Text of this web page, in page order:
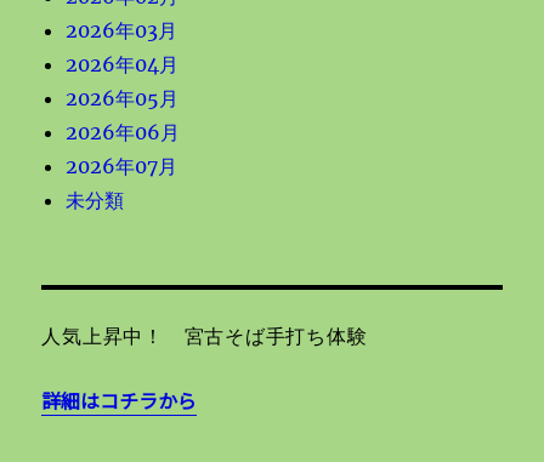
2026年03月
2026年04月
2026年05月
2026年06月
2026年07月
未分類
人気上昇中！ 宮古そば手打ち体験
詳細はコチラから